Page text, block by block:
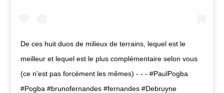
De ces huit duos de milieux de terrains, lequel est le
meilleur et lequel est le plus complémentaire selon vous
(ce n'est pas forcément les mêmes) - - - #PaulPogba
#Pogba #brunofernandes #fernandes #Debruyne